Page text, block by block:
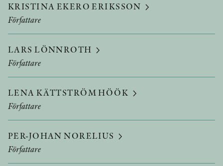
KRISTINA EKERO ERIKSSON
Författare
LARS LÖNNROTH
Författare
LENA KÄTTSTRÖM HÖÖK
Författare
PER-JOHAN NORELIUS
Författare